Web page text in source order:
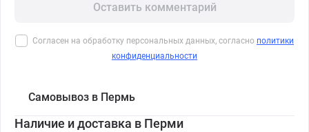
Оставить комментарий
Согласен на обработку персональных данных, согласно политики
конфиденциальности
Самовывоз в Пермь
Наличие и доставка в Перми